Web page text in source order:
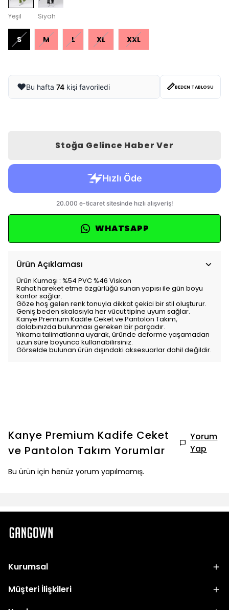
Yeşil Siyah
S M L XL XXL
❤️Bu hafta 74 kişi favoriledi 📏BEDEN TABLOSU
Stoğa Gelince Haber Ver
WHATSAPP
Ürün Açıklaması
Ürün Kumaşı : %54 PVC %46 Viskon
Rahat hareket etme özgürlüğü sunan yapısı ile gün boyu
konfor sağlar.
Göze hoş gelen renk tonuyla dikkat çekici bir stil oluşturur.
Geniş beden skalasıyla her vücut tipine uyum sağlar.
Kanye Premium Kadife Ceket ve Pantolon Takım,
dolabınızda bulunması gereken bir parçadır.
Yıkama talimatlarına uyarak, üründe deforme yaşamadan
uzun süre boyunca kullanabilirsiniz.
Görselde bulunan ürün dışındaki aksesuarlar dahil değildir.
Kanye Premium Kadife Ceket
ve Pantolon Takım Yorumlar
Yorum
Yap
Bu ürün için henüz yorum yapılmamış.
Kurumsal
Müşteri İlişkileri